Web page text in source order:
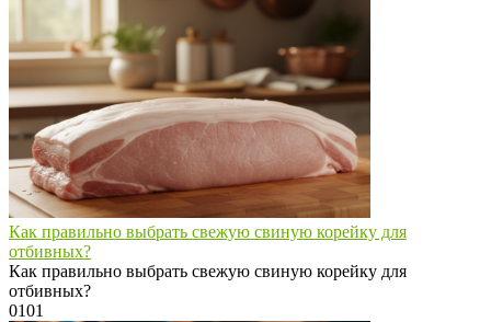
Как правильно выбрать свежую свиную корейку для
отбивных?
Как правильно выбрать свежую свиную корейку для
отбивных?
0101